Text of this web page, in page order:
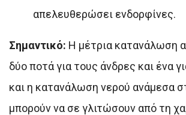
απελευθερώσει ενδορφίνες.
Σημαντικό: Η μέτρια κατανάλωση
δύο ποτά για τους άνδρες και ένα
και η κατανάλωση νερού ανάμεσα
μπορούν να σε γλιτώσουν από τη